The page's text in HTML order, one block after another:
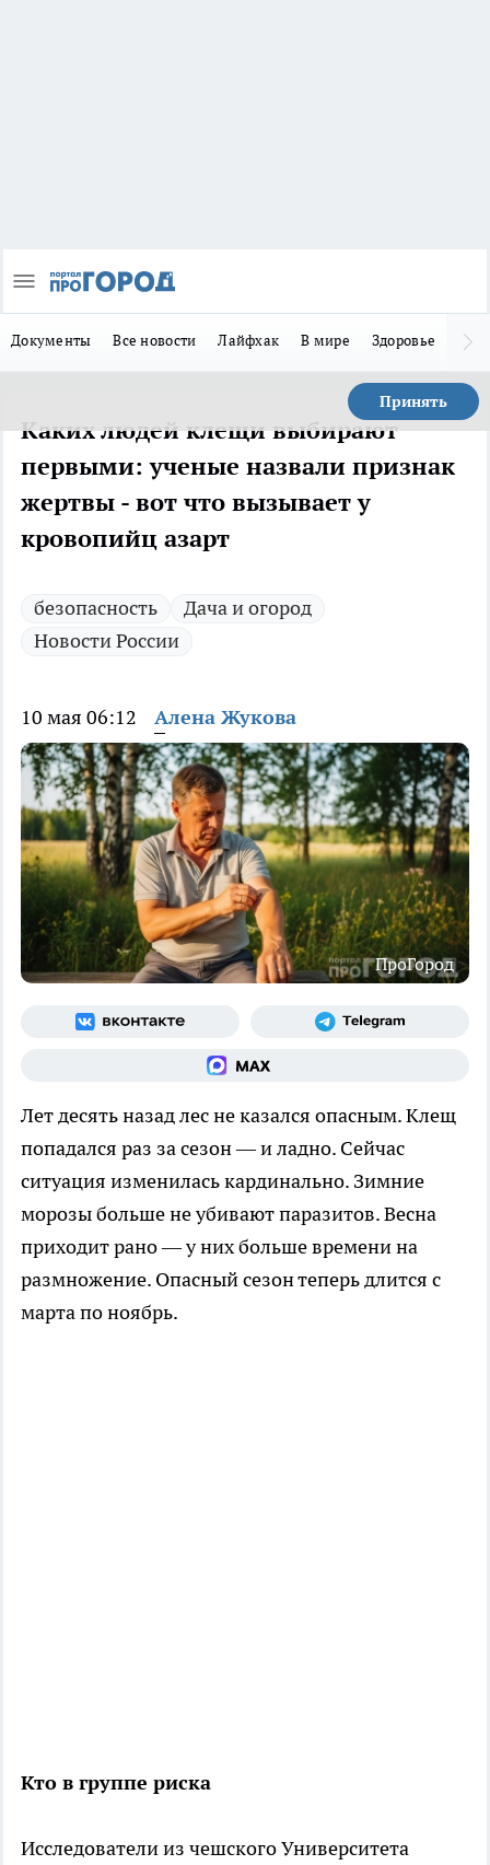
Документы Все новости Лайфхак В мире Здоровье
Принять
Каких людей клещи выбирают
первыми: ученые назвали признак
жертвы - вот что вызывает у
кровопийц азарт
безопасность
Дача и огород
Новости России
10 мая 06:12 Алена Жукова
ПроГород
Лет десять назад лес не казался опасным. Клещ
попадался раз за сезон — и ладно. Сейчас
ситуация изменилась кардинально. Зимние
морозы больше не убивают паразитов. Весна
приходит рано — у них больше времени на
размножение. Опасный сезон теперь длится с
марта по ноябрь.
Кто в группе риска
Исследователи из чешского Университета